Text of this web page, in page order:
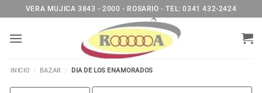
al
contenido
VERA MUJICA 3843 - 2000 - ROSARIO - TEL: 0341 432-2424
INICIO / BAZAR / DIA DE LOS ENAMORADOS